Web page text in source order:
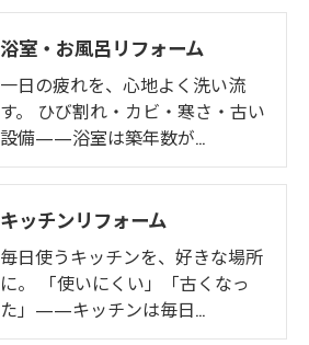
浴室・お風呂リフォーム
一日の疲れを、心地よく洗い流
す。 ひび割れ・カビ・寒さ・古い
設備——浴室は築年数が…
キッチンリフォーム
毎日使うキッチンを、好きな場所
に。 「使いにくい」「古くなっ
た」——キッチンは毎日…